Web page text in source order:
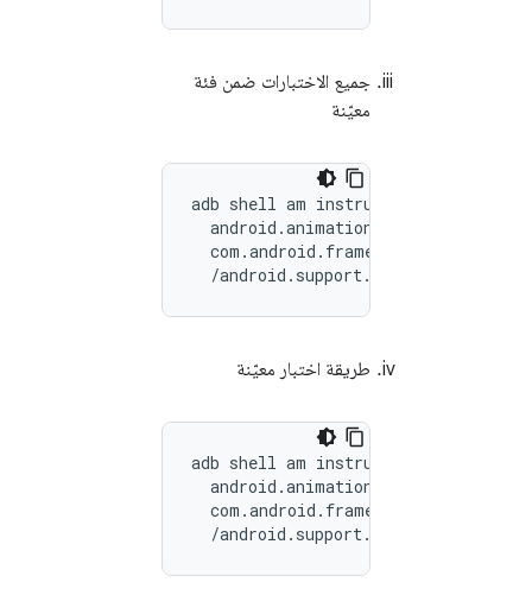
جميع الاختبارات ضمن فئة
معيّنة
adb shell am instrument -w -e
  com.android.frameworks.coretests\
طريقة اختبار معيّنة
adb shell am instrument -w -e
  com.android.frameworks.coretests\